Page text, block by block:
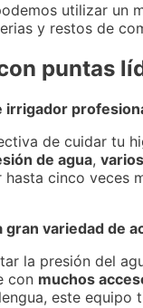
utilizar un
y restos de
puntas
irrigador
de cuidar tu
de agua,
cinco veces
gran variedad de
la presión del
con muchos
este